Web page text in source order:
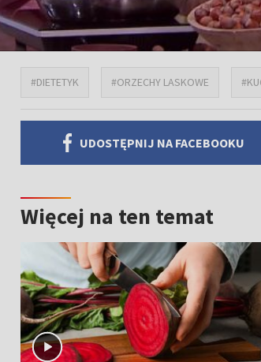
#DIETETYK #ORZECHY LASKOWE
UDOSTĘPNIJ NA FACEBOOKU
Więcej na ten temat